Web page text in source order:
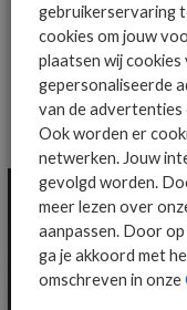
MEER OVER
MEER ALGEMEEN IT
gebruikerservaring
cookies om jouw
plaatsen wij cookies
gepersonaliseerde
van de
Ook worden er
netwerken. Jouw
gevolgd worden.
meer lezen over
aanpassen. Door
ga je akkoord met
omschreven in onze